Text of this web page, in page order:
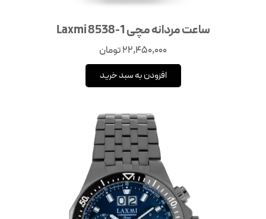
ساعت مردانه مچی Laxmi 8538-1
22,450,000تومان
افزودن به سبد خرید